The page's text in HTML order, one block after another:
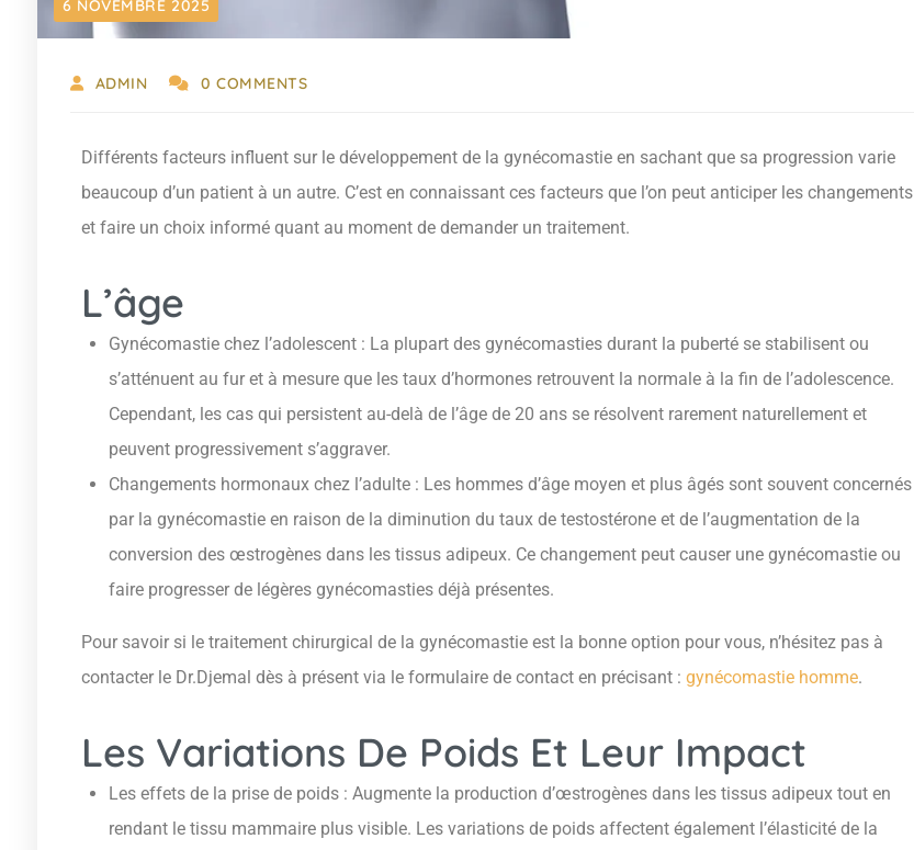
6 NOVEMBRE 2025
ADMIN 0 COMMENTS
Différents facteurs influent sur le développement de la gynécomastie en sachant que sa progression varie
beaucoup d’un patient à un autre. C’est en connaissant ces facteurs que l’on peut anticiper les changements
et faire un choix informé quant au moment de demander un traitement.
L’âge
Gynécomastie chez l’adolescent : La plupart des gynécomasties durant la puberté se stabilisent ou
s’atténuent au fur et à mesure que les taux d’hormones retrouvent la normale à la fin de l’adolescence.
Cependant, les cas qui persistent au-delà de l’âge de 20 ans se résolvent rarement naturellement et
peuvent progressivement s’aggraver.
Changements hormonaux chez l’adulte : Les hommes d’âge moyen et plus âgés sont souvent concernés
par la gynécomastie en raison de la diminution du taux de testostérone et de l’augmentation de la
conversion des œstrogènes dans les tissus adipeux. Ce changement peut causer une gynécomastie ou
faire progresser de légères gynécomasties déjà présentes.
Pour savoir si le traitement chirurgical de la gynécomastie est la bonne option pour vous, n’hésitez pas à
contacter le Dr.Djemal dès à présent via le formulaire de contact en précisant : gynécomastie homme.
Les Variations De Poids Et Leur Impact
Les effets de la prise de poids : Augmente la production d’œstrogènes dans les tissus adipeux tout en
rendant le tissu mammaire plus visible. Les variations de poids affectent également l’élasticité de la